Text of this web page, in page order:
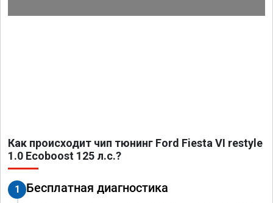
Как происходит чип тюнинг Ford Fiesta VI restyle
1.0 Ecoboost 125 л.с.?
1 Бесплатная диагностика